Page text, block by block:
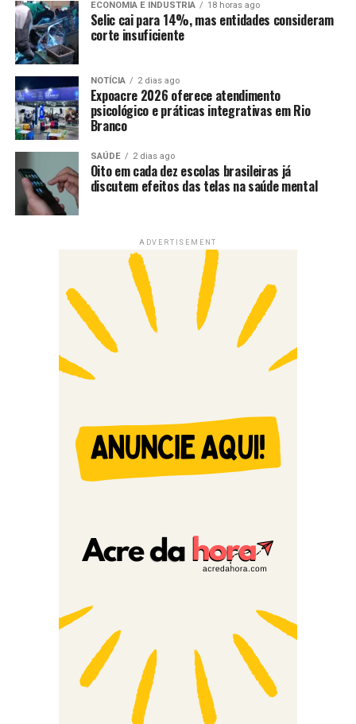
ECONOMIA E INDUSTRIA 18 horas ago
Selic cai para 14%, mas entidades consideram
corte insuficiente
NOTÍCIA 2 dias ago
Expoacre 2026 oferece atendimento
psicológico e práticas integrativas em Rio
Branco
SAÚDE 2 dias ago
Oito em cada dez escolas brasileiras já
discutem efeitos das telas na saúde mental
ADVERTISEMENT